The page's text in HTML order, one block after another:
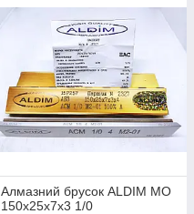
Алмазний брусок ALDIM МО
150х25х7х3 1/0